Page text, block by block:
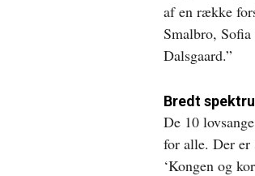
af en række
Smalbro,
Dalsgaard.”
Bredt
De 10
for alle. Der er
‘Kongen og